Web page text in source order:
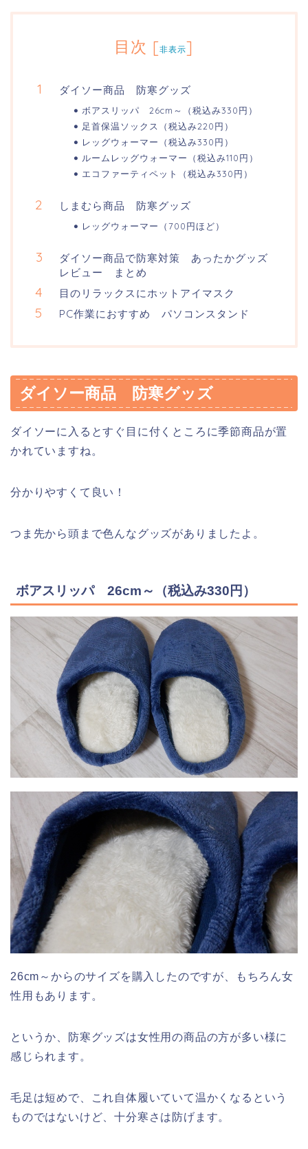
目次 [非表示]
ダイソー商品 防寒グッズ
ボアスリッパ 26cm～（税込み330円）
足首保温ソックス（税込み220円）
レッグウォーマー（税込み330円）
ルームレッグウォーマー（税込み110円）
エコファーティペット（税込み330円）
しまむら商品 防寒グッズ
レッグウォーマー（700円ほど）
ダイソー商品で防寒対策 あったかグッズ
レビュー まとめ
目のリラックスにホットアイマスク
PC作業におすすめ パソコンスタンド
ダイソー商品 防寒グッズ
ダイソーに入るとすぐ目に付くところに季節商品が置
かれていますね。
分かりやすくて良い！
つま先から頭まで色んなグッズがありましたよ。
ボアスリッパ 26cm～（税込み330円）
26cm～からのサイズを購入したのですが、もちろん女
性用もあります。
というか、防寒グッズは女性用の商品の方が多い様に
感じられます。
毛足は短めで、これ自体履いていて温かくなるという
ものではないけど、十分寒さは防げます。